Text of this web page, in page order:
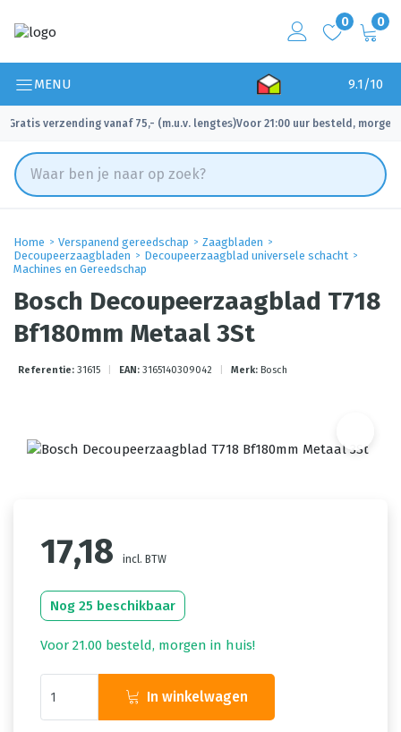
0 0
MENU 9.1/10
Gratis verzending vanaf 75,- (m.u.v. lengtes)
✓ Voor 21:00 uur besteld, morgen
Home Verspanend gereedschap
Zaagbladen
Decoupeerzaagbladen
Decoupeerzaagblad universele schacht
Machines en Gereedschap
Bosch Decoupeerzaagblad T718
Bf180mm Metaal 3St
Referentie: 31615 EAN: 3165140309042 Merk: Bosch
17,18 incl. BTW
Nog 25 beschikbaar
Voor 21.00 besteld, morgen in huis!
In winkelwagen